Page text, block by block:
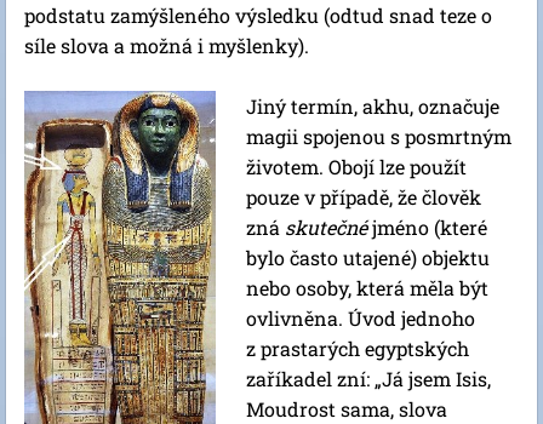
podstatu zamýšleného výsledku (odtud snad teze o
síle slova a možná i myšlenky).
Jiný termín, akhu, označuje
magii spojenou s posmrtným
životem. Obojí lze použít
pouze v případě, že člověk
zná skutečnéjméno(které
bylo často utajené)objektu
nebo osoby, která měla být
ovlivněna. Úvod jednoho
z prastarých egyptských
zaříkadel zní: „Já jsem Isis,
Moudrost sama, slova